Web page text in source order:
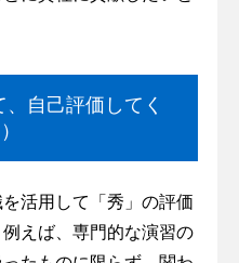
自己評価してく
活用して「秀」の評価
えば、専門的な演習の